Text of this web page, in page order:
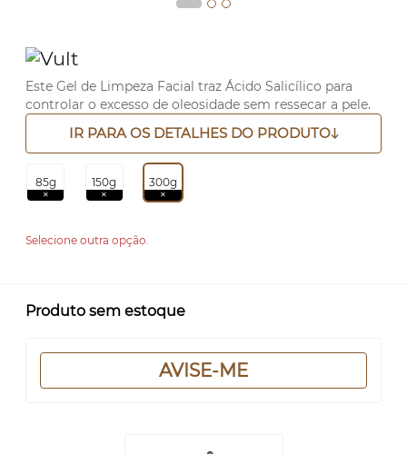
Este Gel de Limpeza Facial traz Ácido Salicílico para
controlar o excesso de oleosidade sem ressecar a pele.
IR PARA OS DETALHES DO PRODUTO
85g 150g 300g
Selecione outra opção.
Produto sem estoque
AVISE-ME